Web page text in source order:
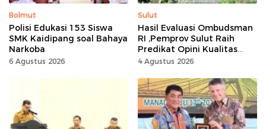
Bolmut
Polisi Edukasi 153 Siswa
SMK Kaidipang soal Bahaya
Narkoba
6 Agustus 2026
Sulut
Hasil Evaluasi Ombudsman
RI ,Pemprov Sulut Raih
Predikat Opini Kualitas
Tinggi Tanpa
4 Agustus 2026